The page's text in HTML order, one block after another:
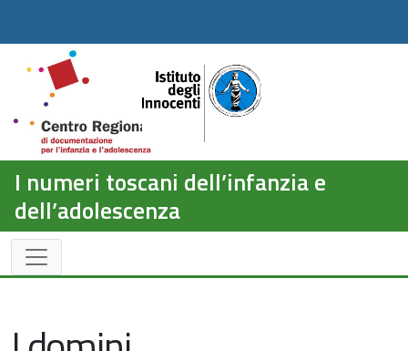
I numeri toscani dell’infanzia e
dell’adolescenza